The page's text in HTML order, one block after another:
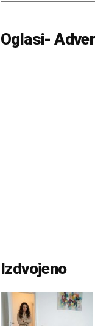
Oglasi-
Izdvojeno